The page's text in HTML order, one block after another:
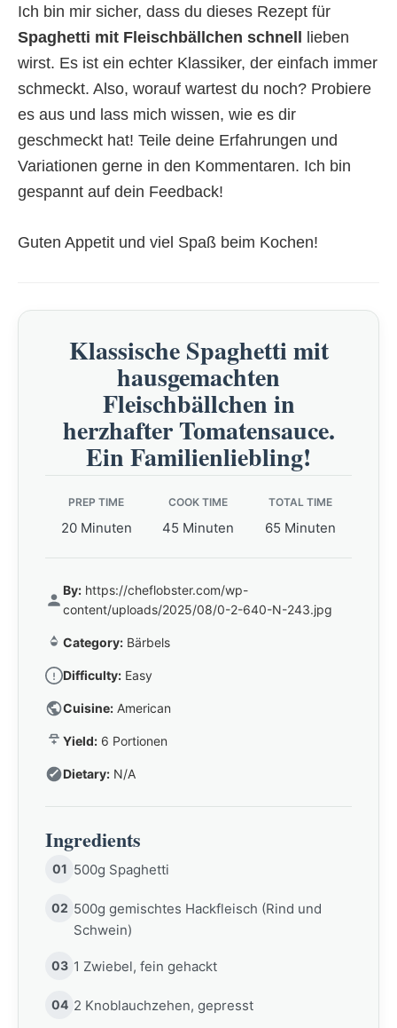
Ich bin mir sicher, dass du dieses Rezept für
Spaghetti mit Fleischbällchen schnell
lieben
wirst. Es ist ein echter Klassiker, der einfach immer
schmeckt. Also, worauf wartest du noch? Probiere
es aus und lass mich wissen, wie es dir
geschmeckt hat! Teile deine Erfahrungen und
Variationen gerne in den Kommentaren. Ich bin
gespannt auf dein Feedback!
Guten Appetit und viel Spaß beim Kochen!
Klassische Spaghetti mit
hausgemachten
Fleischbällchen in
herzhafter Tomatensauce.
Ein Familienliebling!
PREP TIME
20 Minuten
COOK TIME
45 Minuten
TOTAL TIME
65 Minuten
By: https://cheflobster.com/wp-
content/uploads/2025/08/0-2-640-N-243.jpg
Category: Bärbels
Difficulty: Easy
Cuisine: American
Yield: 6 Portionen
Dietary: N/A
Ingredients
01 500g Spaghetti
02 500g gemischtes Hackfleisch (Rind und
Schwein)
03 1 Zwiebel, fein gehackt
04 2 Knoblauchzehen, gepresst